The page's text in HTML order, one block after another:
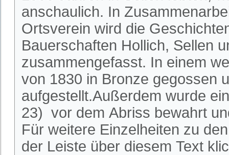
anschaulich. In
Ortsverein wird die
Bauerschaften Hollich, Sellen
zusammengefasst. In einem
von 1830 in Bronze gegossen
aufgestellt.Außerdem wurde
23) vor dem Abriss bewahrt
Für weitere Einzelheiten zu
der Leiste über diesem Text